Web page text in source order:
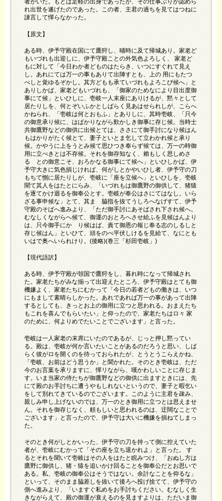
者がいた。もとは足軽の出身であったが、その仕事ぶりが認めら
れ出世を遂げたのであった。この者、主君の過ちを見てはつねに
諌言して憚らなかった。
【原文】
ある時、伊予守殿在国にて鷹狩し、晡時に及て帰城あり。家老ど
もいづれも出迎しに、伊予守殿ことの外気色よろしく、 家老ど
もに対して「今日わか者どものはたらき、いつにすぐれて見え
し。あれにては万一の事もありて出陣すとも、上の 用にもたつ
べしと覚ゆるぞかし。其方どもも承ていづれもよろこび候へ」と
ありしかば、家老どもいづれも、「御家のためなにより目出度御
事にて候」といひしに、 壱岐一人末座にありけるが、黙々として
居たりしを、何とぞいふかとしばらく見あはせられしが、こらへ
かねられ、「壱岐は何とおもふ」とありしに、其時壱岐、「只今
の御意承り候に、はばかりながら歎かしき御事に存じ候。当時士
共御鷹野などの御供に出候とては、ささにて御手討になり候はん
もはかりがたく候とて、妻子といとま乞して立わかれ候と承り
候。かやうに上をうとみ候て思ひつき奉らず候ては、万一の時御
用に立べきとは不存候。それを御存知なく、賴もしく思しめさ
るゝとの御意こそ、おろかなる御事にて候へ」といひしかば、伊
予守大きに気色損じければ、何がしとかやいひし者、伊予守の刀
もちて惻に居たりしが、壱岐に「座を立候へ」といひしを、壱岐
聞て其人をはたとにらみ、「いづれもは御鷹野の御供して、猪猿
を逐てかけ迴るを御奉公とす。壱岐が奉公はさにてはなし。いら
ざる事申候な」とて、其まゝ脇指を抜てうしろへなげすて、伊予
守殿のそばへ進みより、「ただ御手討にあそばされ下され候へ。
むなしくながらへ候て、御運のおとろへさせ給ふを見候はんより
は、只今御手にかゝり候はば、責て御恩の報じ奉る志のしるしと
存じ候はん」といひて、頭をのべ平伏しけるを見給て、なにとも
いはで奥へいられけり。(後略)(巻三「杉田壱岐」)
【現代語訳】
ある時、伊予守殿が領国で鷹狩をし、暮れ時になって帰城され
た。家老たちがみな揃って出迎えたところ、伊予守殿はとても御
機嫌よく、家老たちにむかって「今日の若者どもの働きは、いつ
にもまして素晴らしかった。あれであれば万一の事があって出陣
するとしても、きっとお上の御用に立つと思われる。おまえたち
もこれを喜んでもらいたい」と仰ったので、家老たちはロ々 家
のために、何よりめでたいことでございます」と言った。
壱岐は一人家老の末席にいたのであるが、じっと押し黙ってい
る。殿は、壱岐が何か言いたいことがあるのだろうと思い、しば
らく彼がロを開くのを待っておられたが、とうとうこらえかね、
「壱岐、お前はどう思うか」と聞かれた。そのとき壱岐は、ただ
今のお言葉を承リますに、憚リながら、嘆かわしいことに存じま
す。いま当家の侍たちが御鷹野などの御供に出ますときには、先
にて殿のお手討ちに遭うやもしれないというので、妻子と暇乞い
をして別れてきているのでございます。このように主君を疎み、
親しみ申し上げないのでは、万一のとき御用に立つとは思えませ
ん。それを御存じなく、頼もしいと思われるのは、迂闊なことで
ございます」と言ったので、伊予守は大いに機嫌を損ねてしまっ
た。
そのとき何がしとかいった、伊予守の刀を持って側に控えていた
者が、壱岐にむかって「その座を立ち退かれよ」と言った。 す
るとそれを聞いて壱岐はその人をはたと睨みつけ、「おぬし方は
鷹野に御供し、猪・猿を追いかけ回ることを御奉公だとお思いで
ある。私、壱岐の御奉公はそうではない。余計なことを仰るな」
といって、そのまま脇差しを抜いて後ろへ投げ捨てて、伊予守の
側へ進みより、「いますぐ私めをお手討ちください。むなしく生
きながらえて、殿の御運が衰えるのを見ますよりは、ただいま御